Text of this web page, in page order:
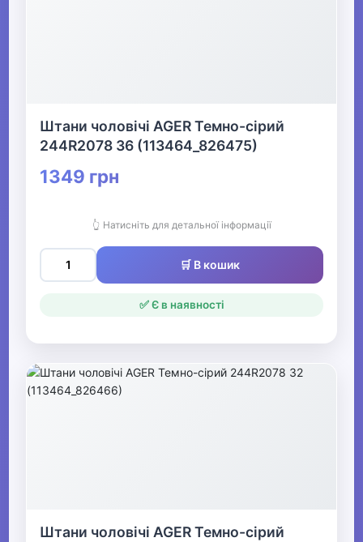
Штани чоловічі AGER Темно-сірий
244R2078 36 (113464_826475)
1349 грн
👆 Натисніть для детальної інформації
🛒 В кошик
✅ Є в наявності
Штани чоловічі AGER Темно-сірий